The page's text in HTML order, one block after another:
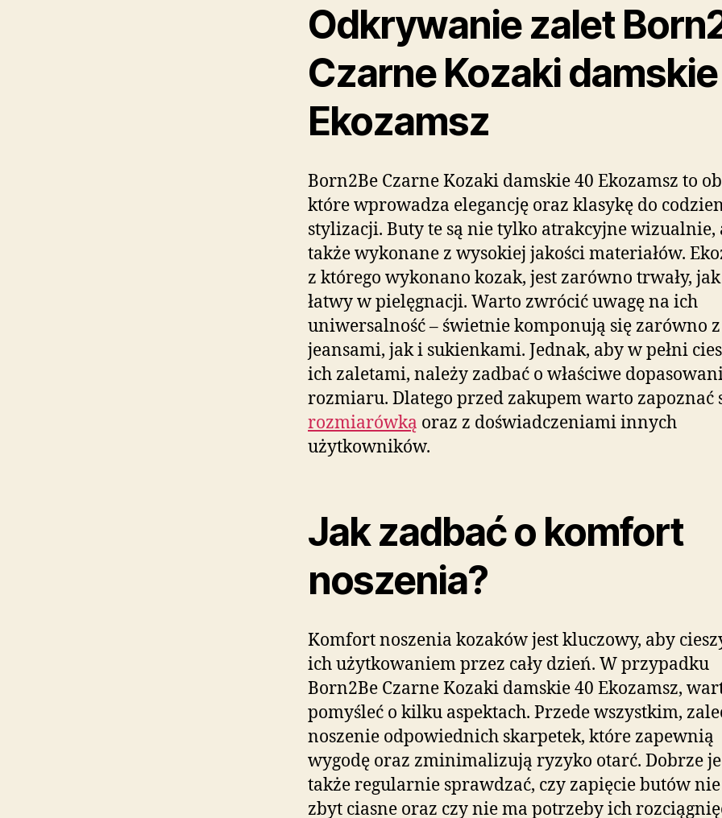
Odkrywanie zalet
Czarne Kozaki
Ekozamsz
Born2Be Czarne Kozaki damskie 40 Ekozamsz to
które wprowadza elegancję oraz klasykę do
stylizacji. Buty te są nie tylko atrakcyjne wizualnie,
także wykonane z wysokiej jakości materiałów.
z którego wykonano kozak, jest zarówno trwały,
łatwy w pielęgnacji. Warto zwrócić uwagę na ich
uniwersalność – świetnie komponują się zarówno z
jeansami, jak i sukienkami. Jednak, aby w pełni
ich zaletami, należy zadbać o właściwe
rozmiaru. Dlatego przed zakupem warto zapoznać
rozmiarówką oraz z doświadczeniami innych
użytkowników.
Jak zadbać o komfort
noszenia?
Komfort noszenia kozaków jest kluczowy, aby
ich użytkowaniem przez cały dzień. W przypadku
Born2Be Czarne Kozaki damskie 40 Ekozamsz,
pomyśleć o kilku aspektach. Przede wszystkim,
noszenie odpowiednich skarpetek, które zapewnią
wygodę oraz zminimalizują ryzyko otarć. Dobrze
także regularnie sprawdzać, czy zapięcie butów
zbyt ciasne oraz czy nie ma potrzeby ich